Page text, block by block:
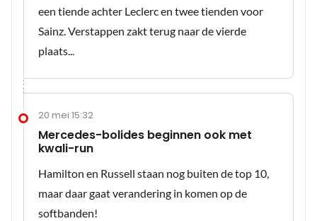
een tiende achter Leclerc en twee tienden voor
Sainz. Verstappen zakt terug naar de vierde
plaats...
20 mei 15:32
Mercedes-bolides beginnen ook met
kwali-run
Hamilton en Russell staan nog buiten de top 10,
maar daar gaat verandering in komen op de
softbanden!